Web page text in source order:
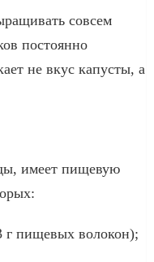
совсем
постоянно
не вкус капусты, а
имеет пищевую
г пищевых волокон);